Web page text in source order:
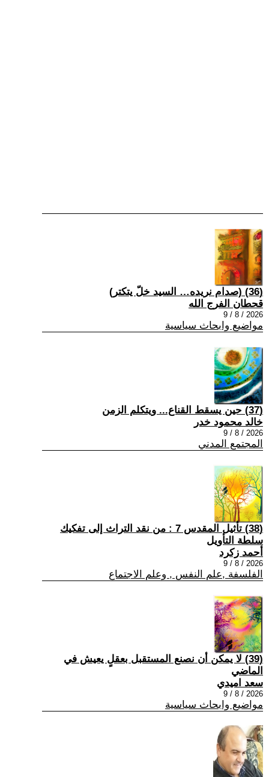
(36) (صدام نريده… السيد خلّ يتكتر)
قحطان الفرج الله
2026 / 8 / 9
مواضيع وابحاث سياسية
(37) حين يسقط القناع... ويتكلم الزمن
خالد محمود خدر
2026 / 8 / 9
المجتمع المدني
(38) تأثيل المقدس 7 : من نقد التراث إلى تفكيك
سلطة التأويل
أحمد زكرد
2026 / 8 / 9
الفلسفة ,علم النفس , وعلم الاجتماع
(39) لا يمكن أن نصنع المستقبل بعقلٍ يعيش في
الماضي
سعد اميدي
2026 / 8 / 9
مواضيع وابحاث سياسية